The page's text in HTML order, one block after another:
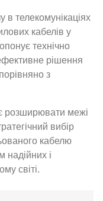
в телекомунікаціях
кабелів у
технічно
рішення
з
розширювати межі
вибір
кабелю
і
світі.